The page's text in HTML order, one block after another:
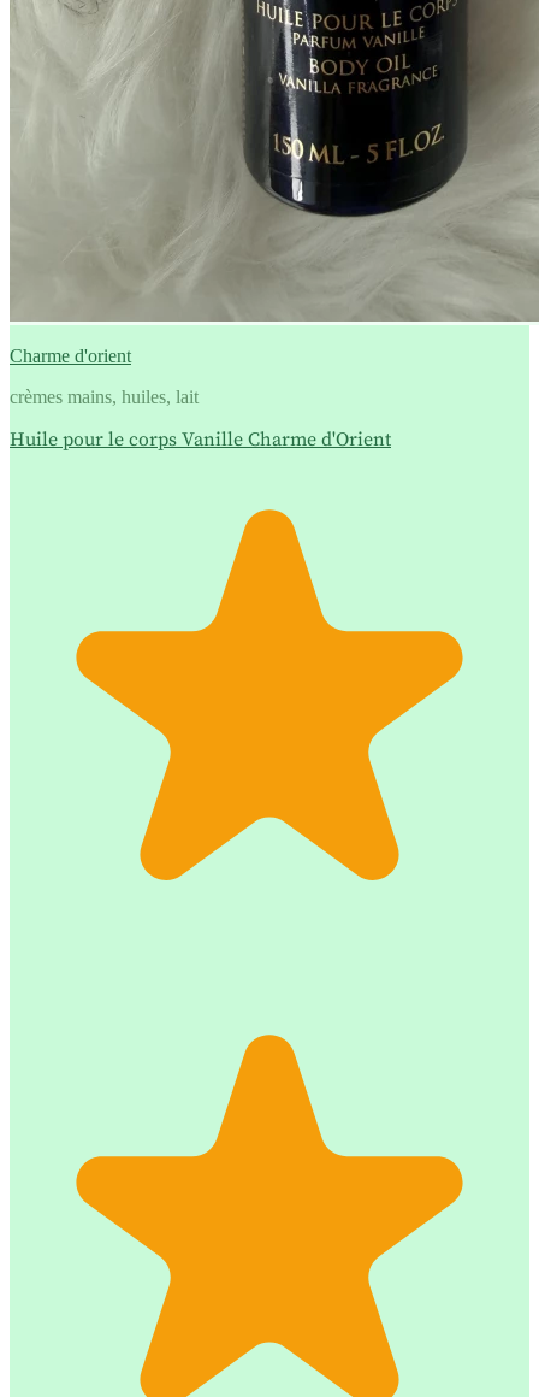
Charme d'orient
crèmes mains, huiles, lait
Huile pour le corps Vanille Charme d'Orient